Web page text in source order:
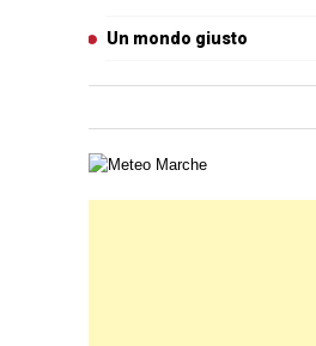
Un mondo giusto
Carta meteorologica delle Marche